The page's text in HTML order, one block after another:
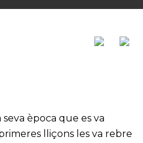
època que es va
lliçons les va rebre